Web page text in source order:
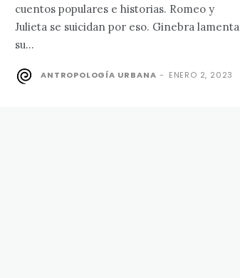
cuentos populares e historias. Romeo y
Julieta se suicidan por eso. Ginebra lamenta
su...
ANTROPOLOGÍA URBANA - ENERO 2, 2023